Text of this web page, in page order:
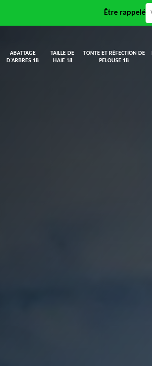
Être rappelé
ABATTAGE
D'ARBRES 18
TAILLE DE
HAIE 18
TONTE ET RÉFECTION DE
PELOUSE 18